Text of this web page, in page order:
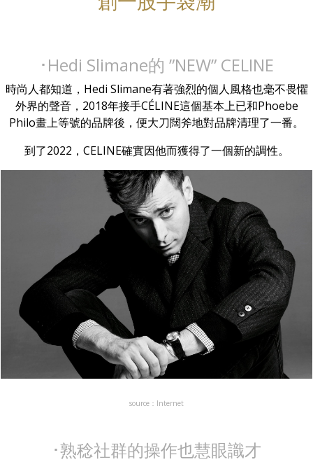
･Hedi Slimane的 ”NEW” CELINE
時尚人都知道，Hedi Slimane有著強烈的個人風格也毫不畏懼
外界的聲音，2018年接手CÉLINE這個基本上已和Phoebe
Philo畫上等號的品牌後，便大刀闊斧地對品牌清理了一番。
到了2022，CELINE確實因他而獲得了一個新的調性。
source：Internet
･熟稔社群的操作也慧眼識才